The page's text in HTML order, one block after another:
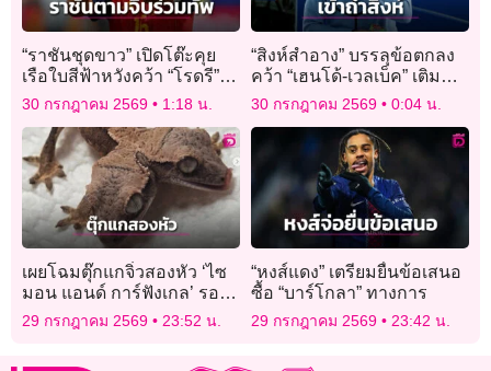
“ราชันชุดขาว” เปิดโต๊ะคุย
เรือใบสีฟ้าหวังคว้า “โรดรี”
ร่วมทัพ
30 กรกฎาคม 2569 1:18 น.
“สิงห์สำอาง” บรรลุข้อตกลง
คว้า “เฮนโด้-เวลเบ็ค” เติม
ความเก๋า
30 กรกฎาคม 2569 0:04 น.
เผยโฉมตุ๊กแกจิ๋วสองหัว ‘ไซ
มอน แอนด์ การ์ฟังเกล’ รอด
ชีวิตครบ 1 เดือน
29 กรกฎาคม 2569 23:52 น.
“หงส์แดง” เตรียมยื่นข้อเสนอ
ซื้อ “บาร์โกลา” ทางการ
29 กรกฎาคม 2569 23:42 น.